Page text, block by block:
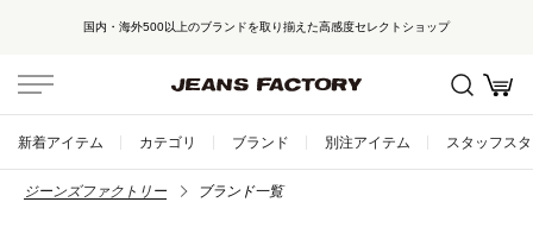
を取り揃えた高感度セレクトショップ 新規会員登録で
新着アイテム カテゴリ ブランド 別注アイテム スタッフス
ジーンズファクトリー ブランド一覧